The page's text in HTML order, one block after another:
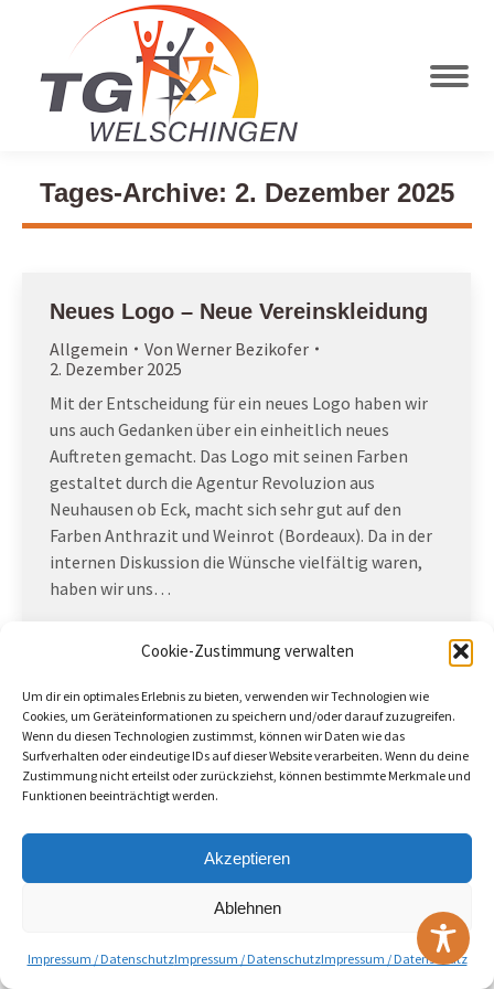
Cookie-Zustimmung verwalten
Um dir ein optimales Erlebnis zu bieten, verwenden wir Technologien wie
Cookies, um Geräteinformationen zu speichern und/oder darauf zuzugreifen.
Wenn du diesen Technologien zustimmst, können wir Daten wie das
Surfverhalten oder eindeutige IDs auf dieser Website verarbeiten. Wenn du deine
Zustimmung nicht erteilst oder zurückziehst, können bestimmte Merkmale und
Funktionen beeinträchtigt werden.
Akzeptieren
Ablehnen
Impressum / DatenschutzImpressum / DatenschutzImpressum / Datenschutz
Tages-Archive: 2. Dezember 2025
Neues Logo – Neue Vereinskleidung
Allgemein Von Werner Bezikofer
2. Dezember 2025
Mit der Entscheidung für ein neues Logo haben wir
uns auch Gedanken über ein einheitlich neues
Auftreten gemacht. Das Logo mit seinen Farben
gestaltet durch die Agentur Revoluzion aus
Neuhausen ob Eck, macht sich sehr gut auf den
Farben Anthrazit und Weinrot (Bordeaux). Da in der
internen Diskussion die Wünsche vielfältig waren,
haben wir uns…
(c) 2026 - TG Welschingen e.V.
Useful Links